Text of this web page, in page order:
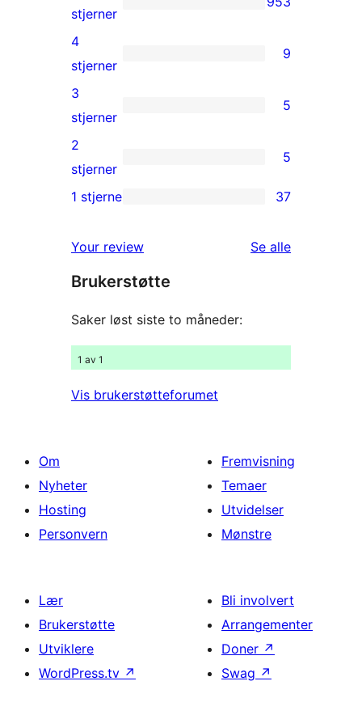
953
5-
star
reviews
stjerner
9
4-
star
reviews
4
stjerner
9
5
3-
star
reviews
3
stjerner
5
5
2-
reviews
2
stjerner
5
37
star
reviews
1 stjerne 37
Your review Se alleomtalene
Brukerstøtte
Saker løst siste to måneder:
1 av 1
Vis brukerstøtteforumet
Om
Nyheter
Hosting
Personvern
Fremvisning
Temaer
Utvidelser
Mønstre
Lær
Brukerstøtte
Utviklere
WordPress.tv ↗
Bli involvert
Arrangementer
Doner ↗
Swag ↗